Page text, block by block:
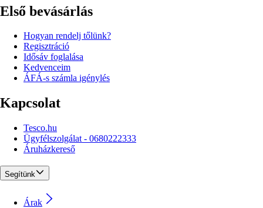
Első bevásárlás
Hogyan rendelj tőlünk?
Regisztráció
Idősáv foglalása
Kedvenceim
ÁFÁ-s számla igénylés
Kapcsolat
Tesco.hu
Ügyfélszolgálat - 0680222333
Áruházkereső
Segítünk
Árak